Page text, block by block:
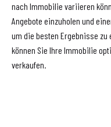
nach Immobilie variieren
Angebote einzuholen und
um die besten Ergebnisse zu
können Sie Ihre Immobilie
verkaufen.